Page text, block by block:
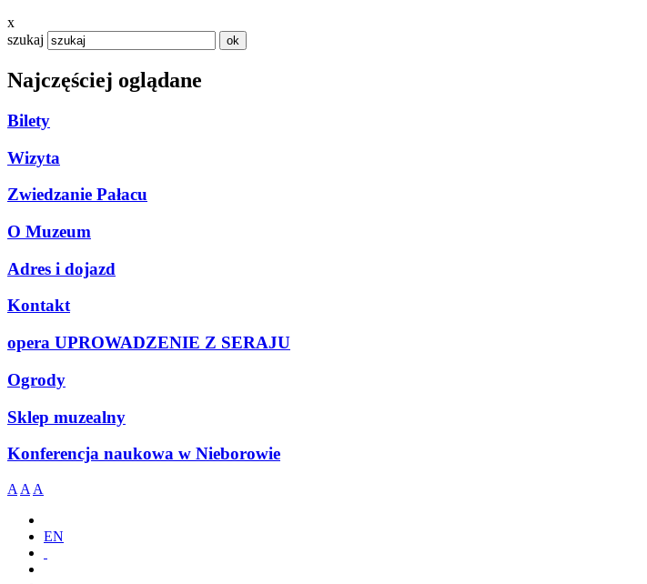
x
szukaj
Najczęściej oglądane
Bilety
Wizyta
Zwiedzanie Pałacu
O Muzeum
Adres i dojazd
Kontakt
opera UPROWADZENIE Z SERAJU
Ogrody
Sklep muzealny
Konferencja naukowa w Nieborowie
A A A
EN